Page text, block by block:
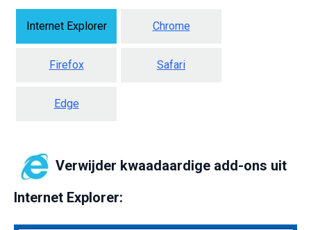
Internet Explorer Chrome
Firefox Safari
Edge
Verwijder kwaadaardige add-ons uit
Internet Explorer: